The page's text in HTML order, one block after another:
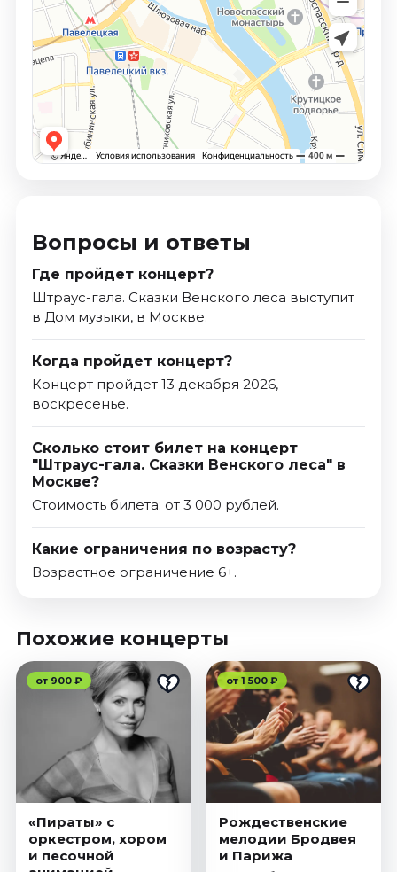
Вопросы и ответы
Где пройдет концерт?
Штраус-гала. Сказки Венского леса выступит
в Дом музыки, в Москве.
Когда пройдет концерт?
Концерт пройдет 13 декабря 2026,
воскресенье.
Сколько стоит билет на концерт
"Штраус-гала. Сказки Венского леса" в
Москве?
Стоимость билета: от 3 000 рублей.
Какие ограничения по возрасту?
Возрастное ограничение 6+.
Похожие концерты
от 900 ₽
«Пираты» с
оркестром, хором
и песочной
от 1 500 ₽
Рождественские
мелодии Бродвея
и Парижа